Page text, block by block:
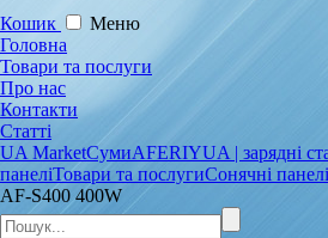
Кошик
Меню
Головна
Товари та послуги
Про нас
Контакти
Статті
UA MarketСумиAFERIYUA | зарядні
панеліТовари та послугиСонячні панелі
AF-S400 400W